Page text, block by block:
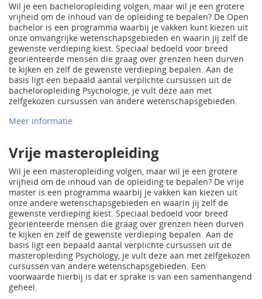
Wil je een bacheloropleiding volgen, maar wil je een grotere
vrijheid om de inhoud van de opleiding te bepalen? De Open
bachelor is een programma waarbij je vakken kunt kiezen uit
onze omvangrijke wetenschapsgebieden en waarin jij zelf de
gewenste verdieping kiest. Speciaal bedoeld voor breed
georiënteerde mensen die graag over grenzen heen durven
te kijken en zelf de gewenste verdieping bepalen. Aan de
basis ligt een bepaald aantal verplichte cursussen uit de
bacheloropleiding Psychologie, je vult deze aan met
zelfgekozen cursussen van andere wetenschapsgebieden.
Meer informatie
Vrije masteropleiding
Wil je een masteropleiding volgen, maar wil je een grotere
vrijheid om de inhoud van de opleiding te bepalen? De vrije
master is een programma waarbij je vakken kan kiezen uit
onze andere wetenschapsgebieden en waarin jij zelf de
gewenste verdieping kiest. Speciaal bedoeld voor breed
georiënteerde mensen die graag over grenzen heen durven
te kijken en zelf de gewenste verdieping bepalen. Aan de
basis ligt een bepaald aantal verplichte cursussen uit de
masteropleiding Psychology, je vult deze aan met zelfgekozen
cursussen van andere wetenschapsgebieden. Een
voorwaarde hierbij is dat er sprake is van een samenhangend
geheel.